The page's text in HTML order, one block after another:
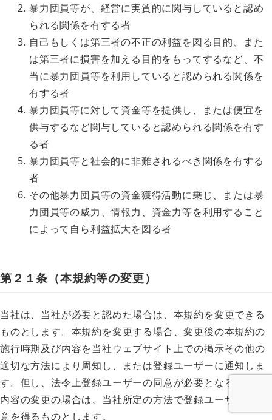
暴力団員等が、経営に実質的に関与していると認め
られる関係を有する者
自己もしくは第三者の不正の利益を図る目的、また
は第三者に損害を加える目的をもってするなど、不
当に暴力団員等を利用していると認められる関係を
有する者
暴力団員等に対して資金等を提供し、または便宜を
供与するなど関与していると認められる関係を有す
る者
暴力団員等と社会的に非難されるべき関係を有する
者
その他暴力団員等の資金獲得活動に乗じ、または暴
力団員等の威力、情報力、資金力等を利用すること
によって自ら利益拡大を図る者
第２１条（本規約等の変更）
当社は、当社が必要と認めた場合は、本規約を変更できる
ものとします。本規約を変更する場合、変更後の本規約の
施行時期及び内容を当社ウェブサイト上での掲示その他の
適切な方法により周知し、または登録ユーザーに通知しま
す。但し、法令上登録ユーザーの同意が必要となるような
内容の変更の場合は、当社所定の方法で登録ユーザーの同
意を得るものとします。